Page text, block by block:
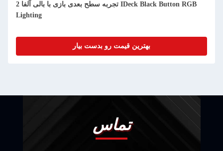
تجربه سطح بعدی بازی با بالی آلفا 2 IDeck Black Button RGB
Lighting
بهترین قیمت رو بدست بیار
تماس